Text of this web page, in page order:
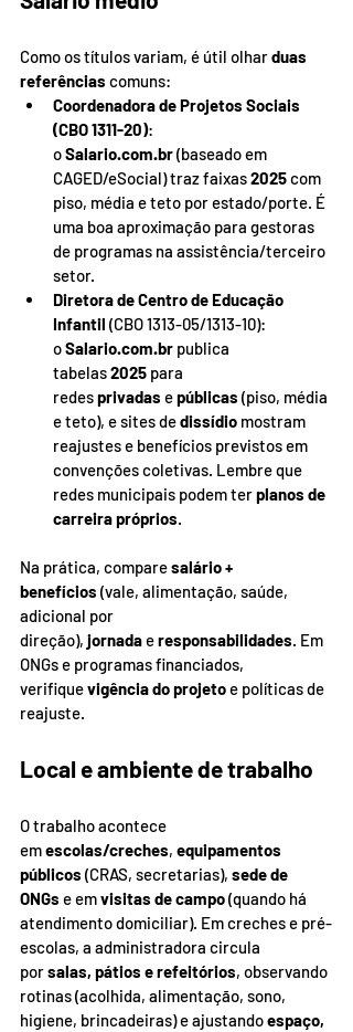
Como os títulos variam, é útil olhar duas
referências comuns:
Coordenadora de Projetos Sociais
(CBO 1311-20):
o Salario.com.br (baseado em
CAGED/eSocial) traz faixas 2025 com
piso, média e teto por estado/porte. É
uma boa aproximação para gestoras
de programas na assistência/terceiro
setor.
Diretora de Centro de Educação
Infantil (CBO 1313-05/1313-10):
o Salario.com.br publica
tabelas 2025 para
redes privadas e públicas (piso, média
e teto), e sites de dissídio mostram
reajustes e benefícios previstos em
convenções coletivas. Lembre que
redes municipais podem ter planos de
carreira próprios.
Na prática, compare salário +
benefícios (vale, alimentação, saúde,
adicional por
direção), jornada e responsabilidades. Em
ONGs e programas financiados,
verifique vigência do projeto e políticas de
reajuste.
Local e ambiente de trabalho
O trabalho acontece
em escolas/creches, equipamentos
públicos (CRAS, secretarias), sede de
ONGs e em visitas de campo (quando há
atendimento domiciliar). Em creches e pré-
escolas, a administradora circula
por salas, pátios e refeitórios, observando
rotinas (acolhida, alimentação, sono,
higiene, brincadeiras) e ajustando espaço,